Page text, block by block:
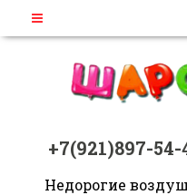
+7(921)897-54-
Недорогие